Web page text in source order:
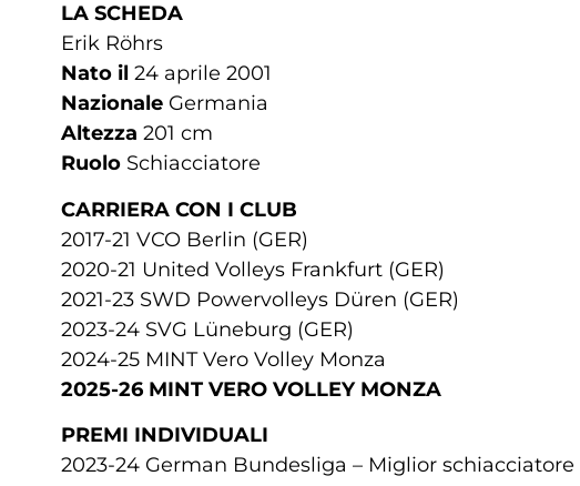
LA SCHEDA
Erik Röhrs
Nato il 24 aprile 2001
Nazionale Germania
Altezza 201 cm
Ruolo Schiacciatore
CARRIERA CON I CLUB
2017-21 VCO Berlin (GER)
2020-21 United Volleys Frankfurt (GER)
2021-23 SWD Powervolleys Düren (GER)
2023-24 SVG Lüneburg (GER)
2024-25 MINT Vero Volley Monza
2025-26 MINT VERO VOLLEY MONZA
PREMI INDIVIDUALI
2023-24 German Bundesliga – Miglior schiacciatore